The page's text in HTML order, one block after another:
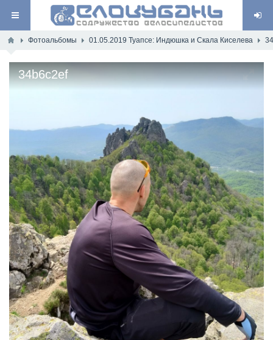
Фотоальбомы 01.05.2019 Туапсе: Индюшка и Скала Киселева
34b6c2ef